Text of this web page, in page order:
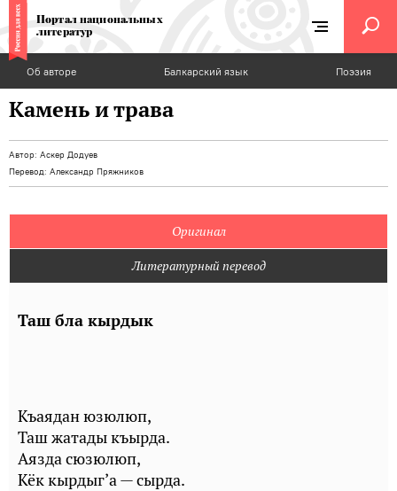
Портал национальных
литератур
Об авторе Балкарский язык Поэзия
Камень и трава
Автор: Аскер Додуев
Перевод: Александр Пряжников
Оригинал
Литературный перевод
Таш бла кырдык
Къаядан юзюлюп,
Таш жатады къырда.
Аязда сюзюлюп,
Кёк кырдыг’а — сырда.